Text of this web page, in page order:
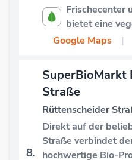
Frischecenter
bietet eine
Google Maps
|
8.
SuperBioMarkt
Straße
Rüttenscheider
Direkt auf der
Straße verbindet
hochwertige Bio-